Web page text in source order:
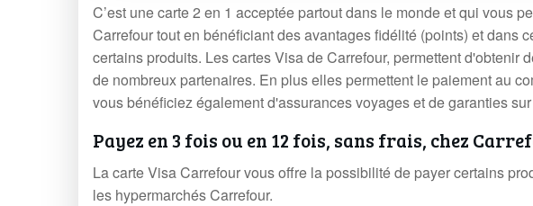
C’est une carte 2 en 1 acceptée partout dans le monde et qui vous
Carrefour tout en bénéficiant des avantages fidélité (points) et dans
certains produits. Les cartes Visa de Carrefour, permettent d'obtenir
de nombreux partenaires. En plus elles permettent le paiement au
vous bénéficiez également d'assurances voyages et de garanties
Payez en 3 fois ou en 12 fois, sans frais, chez
La carte Visa Carrefour vous offre la possibilité de payer certains
les hypermarchés Carrefour.